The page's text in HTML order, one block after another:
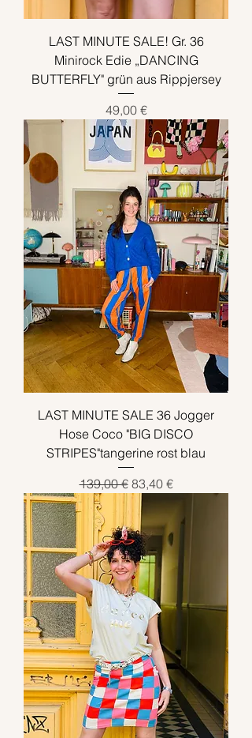
LAST MINUTE SALE! Gr. 36
Minirock Edie „DANCING
BUTTERFLY" grün aus Rippjersey
Preis
49,00 €
LAST MINUTE SALE 36 Jogger
Hose Coco "BIG DISCO
STRIPES"tangerine rost blau
Standardpreis
139,00 € Sale-Preis
83,40 €